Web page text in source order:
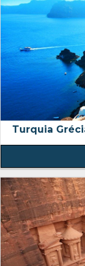
Turquia